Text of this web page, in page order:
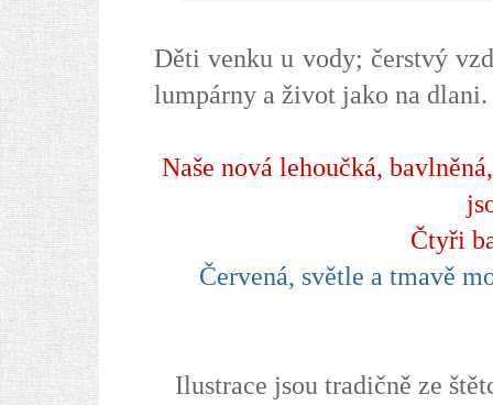
Děti venku u vody; čerstvý
lumpárny a život jako na dlani.
Naše nová lehoučká,
Čtyři
Červená, světle a tmavě
Ilustrace jsou tradičně ze